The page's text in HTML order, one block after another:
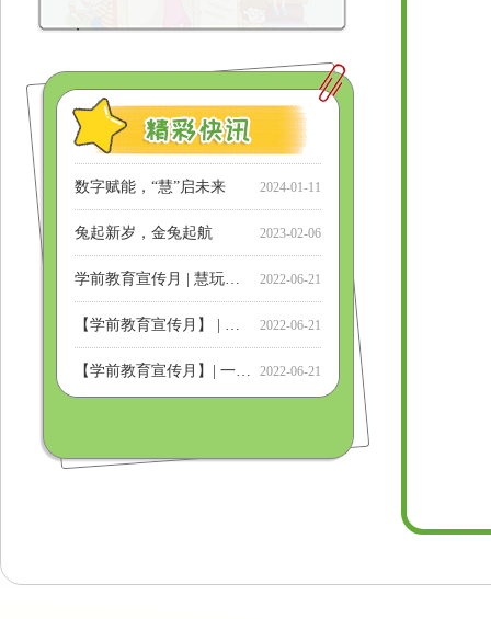
2024-01-11
师德师风 | 以微笑传递教育力量
2024-01-11
数字赋能，“慧”启未来
2023-02-06
兔起新岁，金兔起航
2022-06-21
2022-06-21
2022-06-21
2022-06-19
学前教育宣传月 | 慧玩故事：会变魔术的纸宝宝 2022-06-16
学前教育宣传月 | 慧玩故事：你好，小鸟 2022-06-14
学前教育宣传月 |慧玩故事：“布”期而遇 2022-06-10
教研在线 | 科研齐奋进，“慧玩”共成长